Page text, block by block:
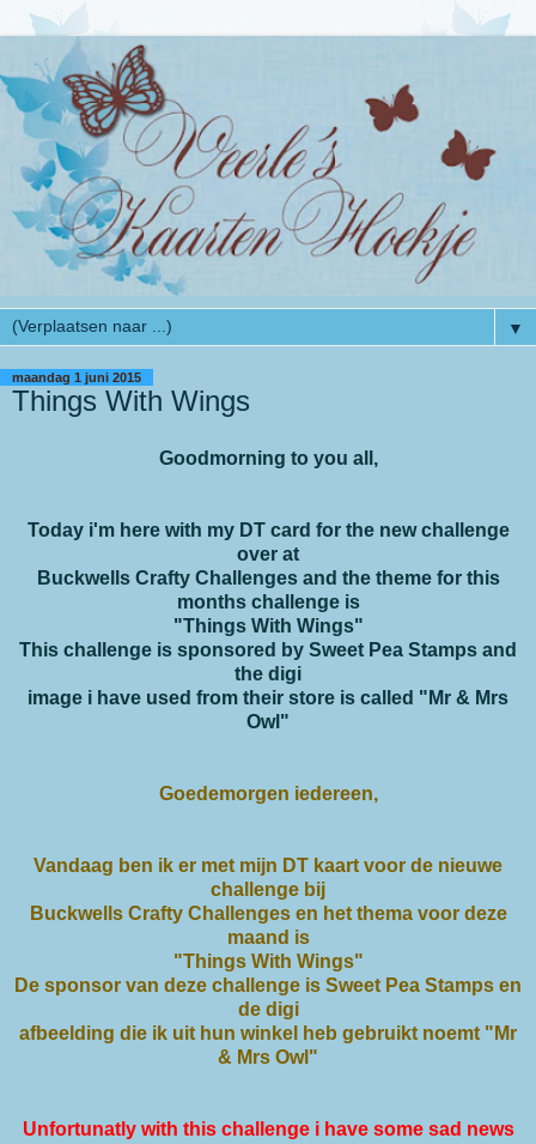
▼
maandag 1 juni 2015
Things With Wings
Goodmorning to you all,
Today i'm here with my DT card for the new challenge
over at
Buckwells Crafty Challenges and the theme for this
months challenge is
"Things With Wings"
This challenge is sponsored by Sweet Pea Stamps and
the digi
image i have used from their store is called "Mr & Mrs
Owl"
Goedemorgen iedereen,
Vandaag ben ik er met mijn DT kaart voor de nieuwe
challenge bij
Buckwells Crafty Challenges en het thema voor deze
maand is
"Things With Wings"
De sponsor van deze challenge is Sweet Pea Stamps en
de digi
afbeelding die ik uit hun winkel heb gebruikt noemt "Mr
& Mrs Owl"
Unfortunatly with this challenge i have some sad news